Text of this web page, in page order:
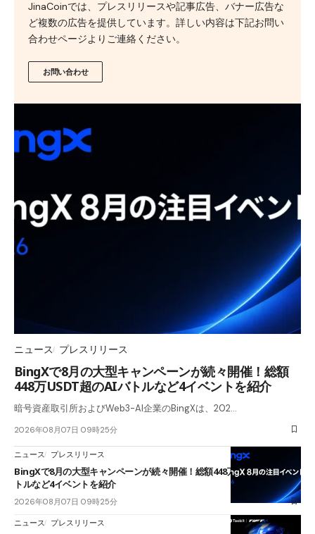
JinaCoinでは、プレスリリースや記事広告、バナー広告な
ど複数の広告を提供しています。詳しい内容は下記お問い
合わせページよりご連絡ください。
お問い合わせ
ニュース プレスリリース
BingXで8月の大型キャンペーンが続々開催！総額
448万USDT超のAIバトルなど4イベントを紹介
暗号資産取引所およびWeb3-AI企業のBingXは、202…
2026年08月07日 09時25分
ニュース プレスリリース
BingXで8月の大型キャンペーンが続々開催！総額448万USDT超のAIバ
トルなど4イベントを紹介
2026年08月07日 09時25分
ニュース プレスリリース